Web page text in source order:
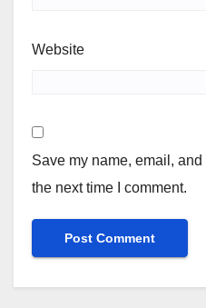
Website
Save my name, email,
the next time I comment.